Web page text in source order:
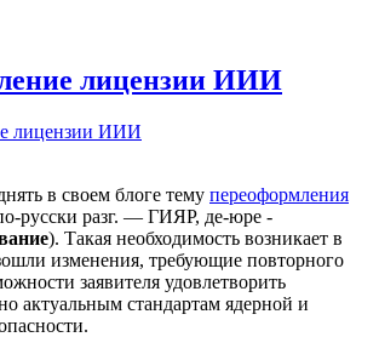
лицензии ИИИ
в своем блоге тему переоформления
русски разг. — ГИЯР, де-юре -
). Такая необходимость возникает в
изменения, требующие повторного
заявителя удовлетворить
актуальным стандартам ядерной и